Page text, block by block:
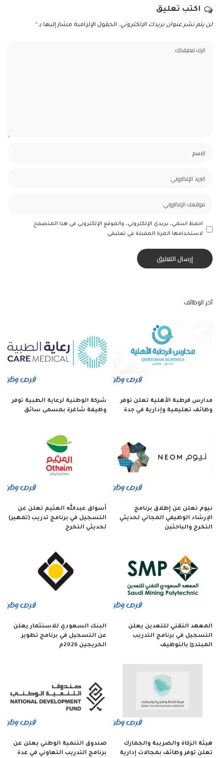
اكتب تعليق
لن يتم نشر عنوان بريدك الإلكتروني. الحقول الإلزامية مشار إليها بـ *
احفظ اسمي، بريدي الإلكتروني، والموقع الإلكتروني في هذا المتصفح
لاستخدامها المرة المقبلة في تعليقي.
آخر الوظائف
مدارس قرطبة الأهلية تعلن توفر
وظائف تعليمية وإدارية في جدة
شركة الوطنية لرعاية الطبية توفر
وظيفة شاغرة بمسمى سائق
نيوم تعلن عن إطلاق برنامج
الإرشاد الوظيفي المجاني لحديثي
التخرج والباحثين
أسواق عبدالله العثيم تعلن عن
التسجيل في برنامج تدريب (تمهير)
لحديثي التخرج
المعهد التقني للتعدين يعلن
التسجيل في برنامج التدريب
المبتدئ بالتوظيف
البنك السعودي للاستثمار يعلن
عن التسجيل في برنامج تطوير
الخريجين 2026م
هيئة الزكاة والضريبة والجمارك
تعلن توفر وظائف بمجالات إدارية
صندوق التنمية الوطني يعلن عن
برنامج التدريب التعاوني في عدة